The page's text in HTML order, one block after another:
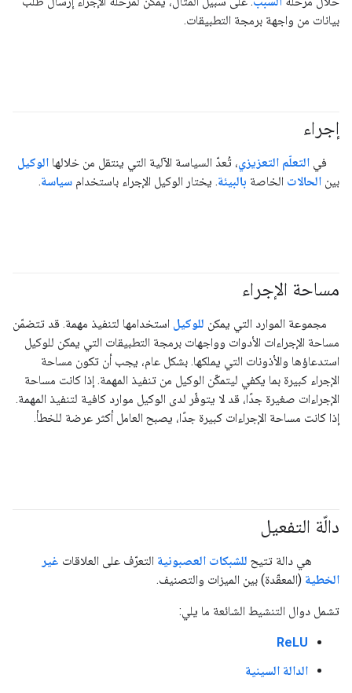
بيانات من واجهة برمجة التطبيقات.
إجراء
في التعلّم التعزيزي، تُعدّ السياسة الآلية التي ينتقل من خلالها الوكيل
بين الحالات الخاصة بالبيئة. يختار الوكيل الإجراء باستخدام سياسة.
مساحة الإجراء
مجموعة الموارد التي يمكن للوكيل استخدامها لتنفيذ مهمة. قد تتضمّن
مساحة الإجراءات الأدوات وواجهات برمجة التطبيقات التي يمكن للوكيل
استدعاؤها والأذونات التي يملكها. بشكل عام، يجب أن تكون مساحة
الإجراء كبيرة بما يكفي ليتمكّن الوكيل من تنفيذ المهمة. إذا كانت مساحة
الإجراءات صغيرة جدًا، قد لا يتوفّر لدى الوكيل موارد كافية لتنفيذ المهمة.
إذا كانت مساحة الإجراءات كبيرة جدًا، يصبح العامل أكثر عرضة للخطأ.
دالّة التفعيل
#fundamentals
هي دالة تتيح للشبكات العصبونية التعرّف على العلاقات غير
الخطية (المعقّدة) بين الميزات والتصنيف.
تشمل دوال التنشيط الشائعة ما يلي:
ReLU
الدالة السينية